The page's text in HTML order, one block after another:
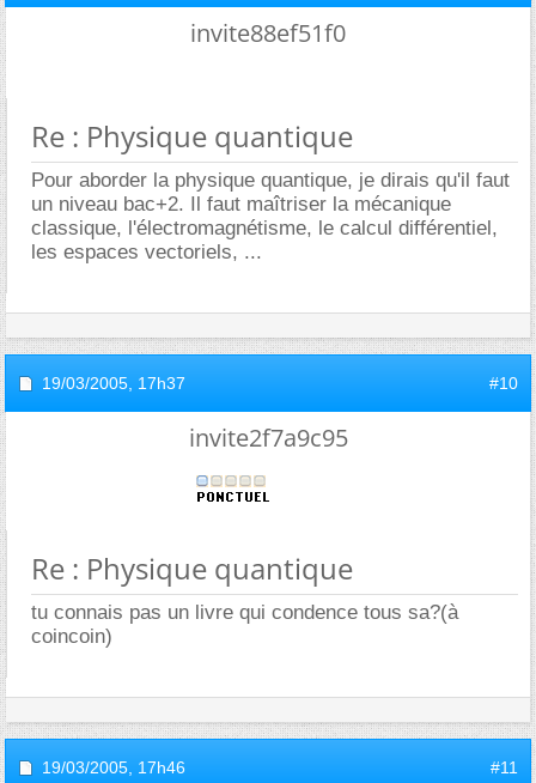
invite88ef51f0
Re : Physique quantique
Pour aborder la physique quantique, je dirais qu'il faut
un niveau bac+2. Il faut maîtriser la mécanique
classique, l'électromagnétisme, le calcul différentiel,
les espaces vectoriels, ...
19/03/2005, 17h37 #10
invite2f7a9c95
Re : Physique quantique
tu connais pas un livre qui condence tous sa?(à
coincoin)
19/03/2005, 17h46 #11